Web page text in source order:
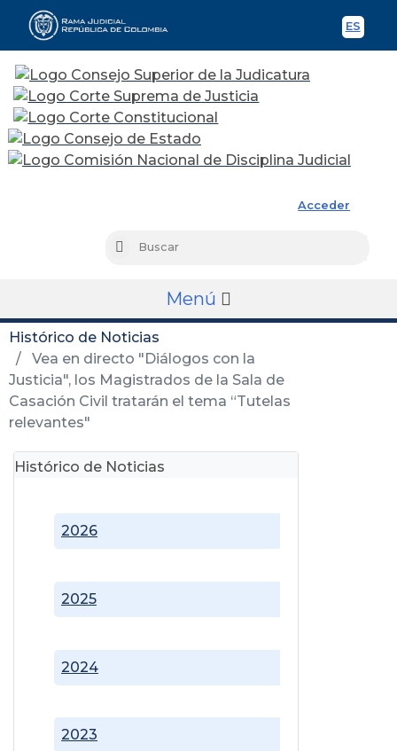
ES
Acceder
Buscar
Menú
Histórico de Noticias
Vea en directo "Diálogos con la
Justicia", los Magistrados de la Sala de
Casación Civil tratarán el tema “Tutelas
relevantes"
Histórico de Noticias
2023
2024
2025
2026